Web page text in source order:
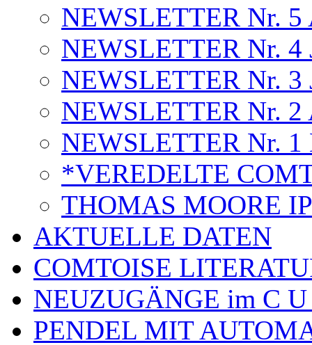
NEWSLETTER Nr. 5
NEWSLETTER Nr. 4
NEWSLETTER Nr. 3
NEWSLETTER Nr.
NEWSLETTER Nr. 1
*VEREDELTE
THOMAS MOORE
AKTUELLE DATEN
COMTOISE
NEUZUGÄNGE im C
PENDEL MIT